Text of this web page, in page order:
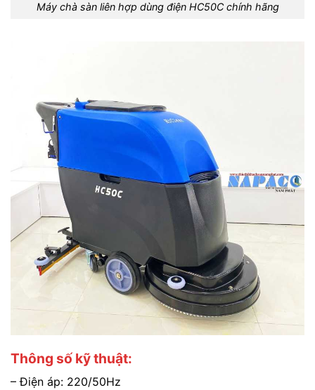
Máy chà sàn liên hợp dùng điện HC50C chính hãng
Thông số kỹ thuật:
– Điện áp: 220/50Hz